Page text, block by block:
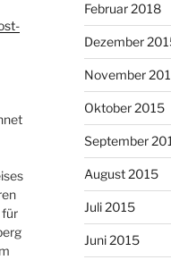
für
Februar 2018
Dezember
November
Oktober 2015
September
August 2015
Juli 2015
Juni 2015